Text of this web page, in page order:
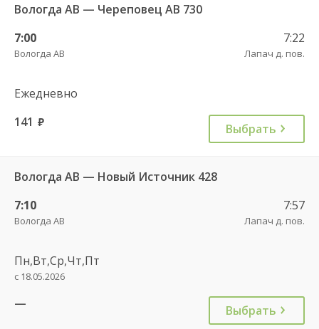
Вологда АВ — Череповец АВ 730
7:00
Вологда АВ
7:22
Лапач д. пов.
Ежедневно
141 руб. Выбрать
Вологда АВ — Новый Источник 428
7:10
Вологда АВ
7:57
Лапач д. пов.
Пн,Вт,Ср,Чт,Пт
с 18.05.2026
— Выбрать